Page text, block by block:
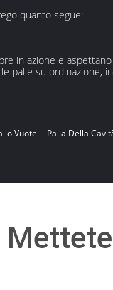
quanto segue:
in azione e
palle su ordinazione,
Vuote Palla Della